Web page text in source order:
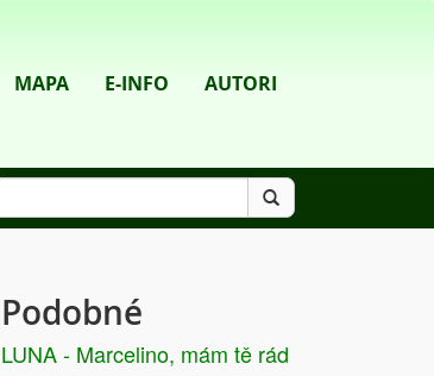
MAPA E-INFO AUTORI
Podobné
LUNA - Marcelino, mám tě rád